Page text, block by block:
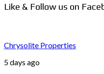
Like & Follow us on
Chrysolite Properties
5 days ago